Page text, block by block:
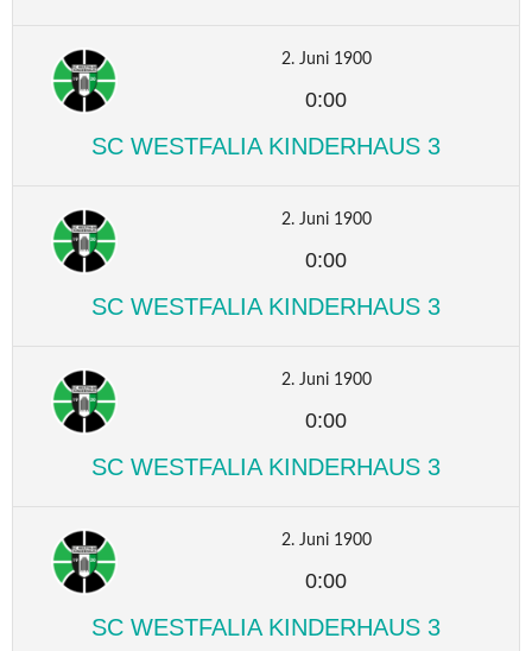
2. Juni 1900
0:00
SC WESTFALIA KINDERHAUS 3
2. Juni 1900
0:00
SC WESTFALIA KINDERHAUS 3
2. Juni 1900
0:00
SC WESTFALIA KINDERHAUS 3
2. Juni 1900
0:00
SC WESTFALIA KINDERHAUS 3